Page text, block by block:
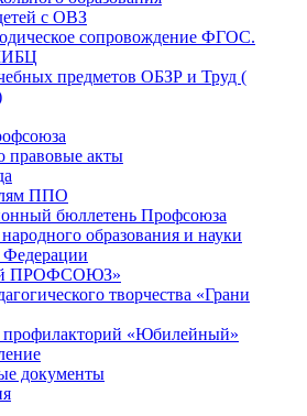
с ОВЗ
сопровождение ФГОС.
предметов ОБЗР и Труд (
правовые акты
ППО
бюллетень Профсоюза
образования и науки
Федерации
ПРОФСОЮЗ»
творчества «Грани
профилакторий «Юбилейный»
документы